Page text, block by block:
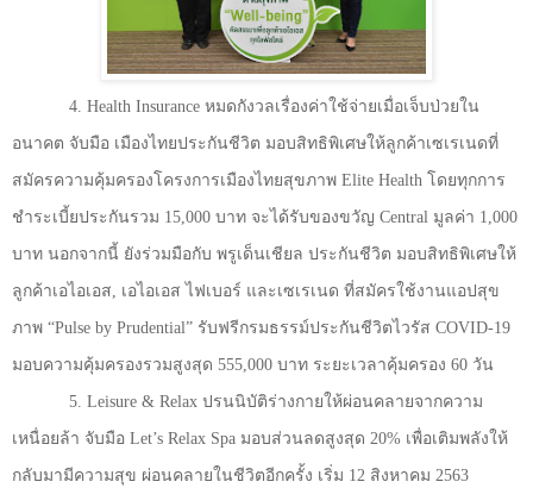
4. Health Insurance หมดกังวลเรื่องค่าใช้จ่ายเมื่อเจ็บป่วยใน
อนาคต จับมือ เมืองไทยประกันชีวิต มอบสิทธิพิเศษให้ลูกค้าเซเรเนดที่
สมัครความคุ้มครองโครงการเมืองไทยสุขภาพ Elite Health โดยทุกการ
ชำระเบี้ยประกันรวม 15,000 บาท จะได้รับของขวัญ Central มูลค่า 1,000
บาท นอกจากนี้ ยังร่วมมือกับ พรูเด็นเชียล ประกันชีวิต มอบสิทธิพิเศษให้
ลูกค้าเอไอเอส เอไอเอส ไฟเบอร์ และเซเรเนด ที่สมัครใช้งานแอปสุข
ภาพ “Pulse by Prudential” รับฟรีกรมธรรม์ประกันชีวิตไวรัส COVID-19
มอบความคุ้มครองรวมสูงสุด 555,000 บาท ระยะเวลาคุ้มครอง 60 วัน
5. Leisure & Relax ปรนนิบัติร่างกายให้ผ่อนคลายจากความ
เหนื่อยล้า จับมือ Let’s Relax Spa มอบส่วนลดสูงสุด 20% เพื่อเติมพลังให้
กลับมามีความสุข ผ่อนคลายในชีวิตอีกครั้ง เริ่ม 12 สิงหาคม 2563